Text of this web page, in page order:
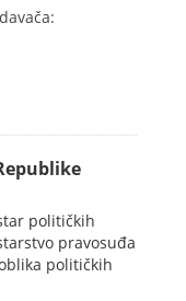
političkih
pravosuđa
političkih